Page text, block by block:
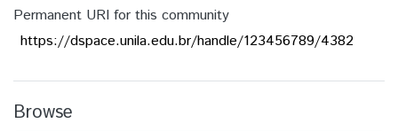
Permanent URI for this community
https://dspace.unila.edu.br/handle/123456789/4382
Browse